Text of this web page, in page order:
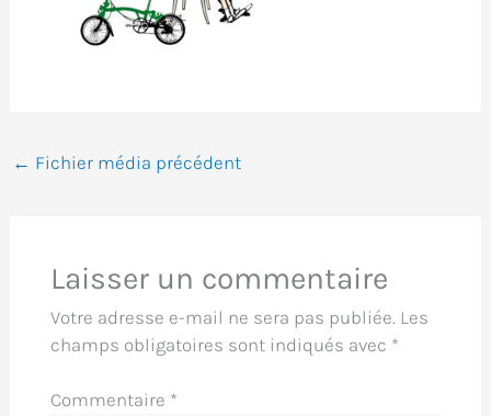
← Fichier média précédent
Laisser un commentaire
Votre adresse e-mail ne sera pas publiée. Les
champs obligatoires sont indiqués avec *
Commentaire *